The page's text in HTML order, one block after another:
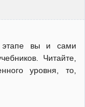
вы и сами
Читайте,
уровня, то,